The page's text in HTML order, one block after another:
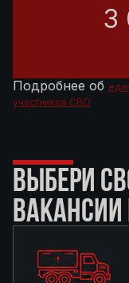
3
Подробнее об
участников СВО
ВЫБЕРИ
ВАКАНСИИ